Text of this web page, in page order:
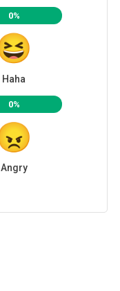
0%
Haha
0%
Angry